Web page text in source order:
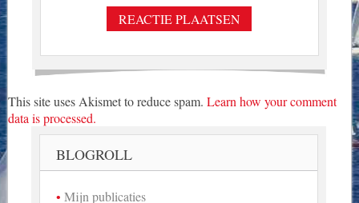
This site uses Akismet to reduce spam. Learn how your comment
data is processed.
BLOGROLL
Mijn publicaties